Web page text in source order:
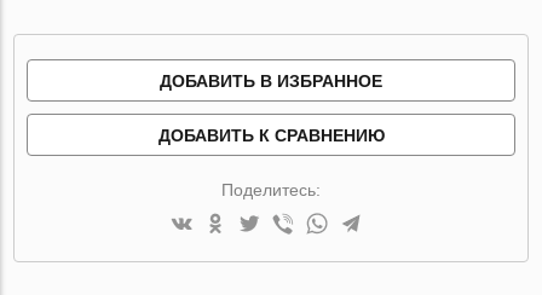
ДОБАВИТЬ В ИЗБРАННОЕ
ДОБАВИТЬ К СРАВНЕНИЮ
Поделитесь: